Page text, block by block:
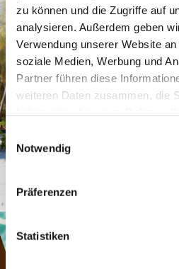
zu können und die Zugriffe auf
analysieren. Außerdem geben
Verwendung unserer Website
soziale Medien, Werbung und
Partner führen diese
weiteren Daten zusammen, die
Einwilligungsauswahl
Notwendig
Präferenzen
Statistiken